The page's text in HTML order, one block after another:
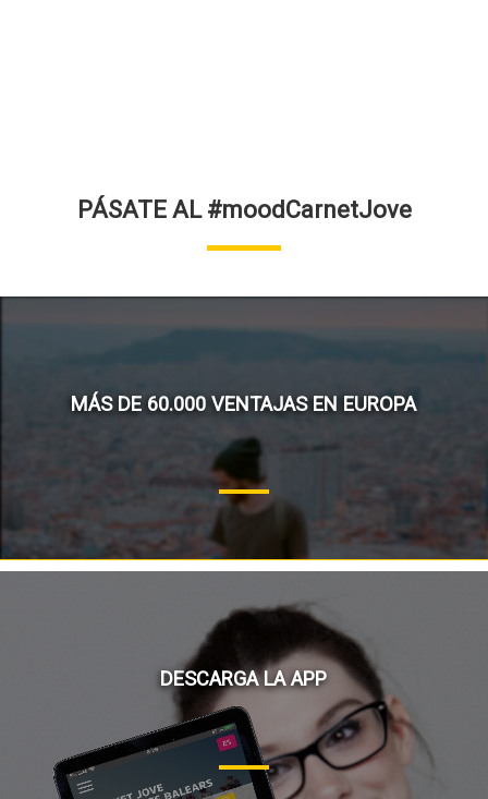
PÁSATE AL #moodCarnetJove
MÁS DE 60.000 VENTAJAS EN EUROPA
DESCARGA LA APP